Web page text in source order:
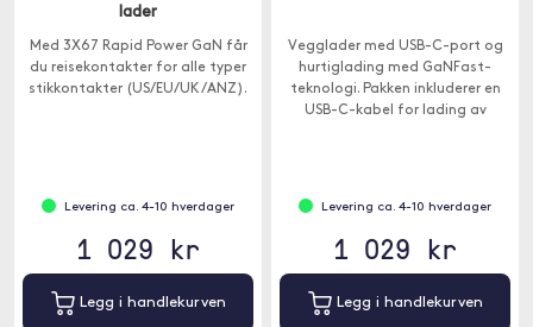
lader
Med 3X67 Rapid Power GaN får
du reisekontakter for alle typer
stikkontakter (US/EU/UK/ANZ).
Levering ca. 4-10 hverdager
1 029 kr
Legg i handlekurven
Vegglader med USB-C-port og
hurtiglading med GaNFast-
teknologi. Pakken inkluderer en
USB-C-kabel for lading av
Levering ca. 4-10 hverdager
1 029 kr
Legg i handlekurven